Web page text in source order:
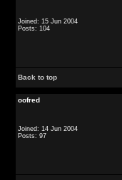
Joined: 15 Jun 2004
Posts: 104
Back to top
oofred
Joined: 14 Jun 2004
Posts: 97